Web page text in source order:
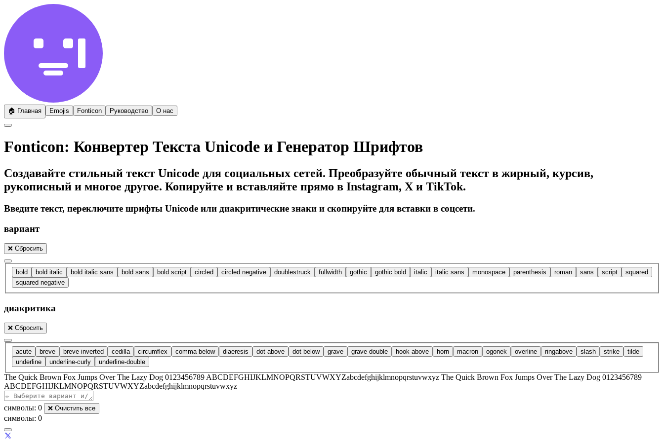
🏠 Главная Emojis Fonticon Руководство О нас
Fonticon: Конвертер Текста Unicode и Генератор Шрифтов
Создавайте стильный текст Unicode для социальных сетей. Преобразуйте обычный текст в жирный, курсив,
рукописный и многое другое. Копируйте и вставляйте прямо в Instagram, X и TikTok.
Введите текст, переключите шрифты Unicode или диакритические знаки и скопируйте для вставки в соцсети.
вариант
❌ Сбросить
bold bold italic bold italic sans bold sans bold script circled circled negative doublestruck fullwidth gothic gothic bold italic italic sans monospace parenthesis roman sans script
squared
squared negative
диакритика
❌ Сбросить
acute breve breve inverted cedilla circumflex comma below diaeresis dot above dot below grave grave double hook above horn macron ogonek overline ringabove slash strike
tilde
underline
underline-curly underline-double
The Quick Brown Fox Jumps Over The Lazy Dog 0123456789 ABCDEFGHIJKLMNOPQRSTUVWXYZabcdefghijklmnopqrstuvwxyz The Quick Brown Fox Jumps Over The Lazy Dog 0123456789
ABCDEFGHIJKLMNOPQRSTUVWXYZabcdefghijklmnopqrstuvwxyz
символы: 0 ❌ Очистить все
символы: 0